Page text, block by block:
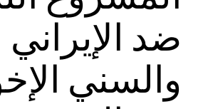
ضد الإيراني
والسني